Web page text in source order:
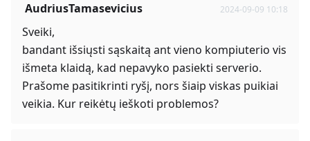
AudriusTamasevicius 2024-09-09 10:18
Sveiki,
bandant išsiųsti sąskaitą ant vieno kompiuterio vis
išmeta klaidą, kad nepavyko pasiekti serverio.
Prašome pasitikrinti ryšį, nors šiaip viskas puikiai
veikia. Kur reikėtų ieškoti problemos?